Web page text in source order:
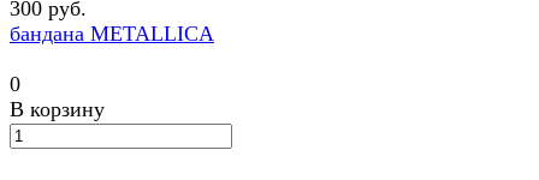
300 руб.
бандана METALLICA
0
В корзину